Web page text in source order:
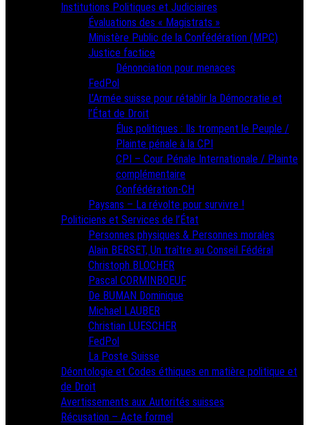
Institutions Politiques et Judiciaires
Évaluations des « Magistrats »
Ministère Public de la Confédération (MPC)
Justice factice
Dénonciation pour menaces
FedPol
L’Armée suisse pour rétablir la Démocratie et
l’État de Droit
Élus politiques : Ils trompent le Peuple /
Plainte pénale à la CPI
CPI – Cour Pénale Internationale / Plainte
complémentaire
Confédération-CH
Paysans – La révolte pour survivre !
Politiciens et Services de l’État
Personnes physiques & Personnes morales
Alain BERSET, Un traître au Conseil Fédéral
Christoph BLOCHER
Pascal CORMINBOEUF
De BUMAN Dominique
Michael LAUBER
Christian LUESCHER
FedPol
La Poste Suisse
Déontologie et Codes éthiques en matière politique et
de Droit
Avertissements aux Autorités suisses
Récusation – Acte formel